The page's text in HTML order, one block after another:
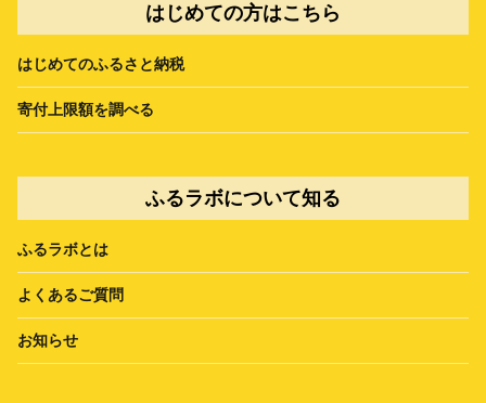
はじめての方はこちら
はじめてのふるさと納税
寄付上限額を調べる
ふるラボについて知る
ふるラボとは
よくあるご質問
お知らせ